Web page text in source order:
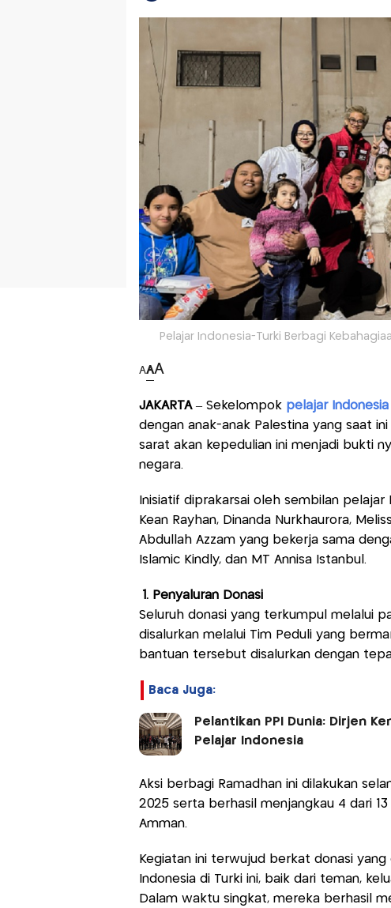
Pelajar Indonesia-Turki Berbagi
AAA
JAKARTA – Sekelompok pelajar Indonesia
dengan anak-anak Palestina yang saat
sarat akan kepedulian ini menjadi bukti
negara.
Inisiatif diprakarsai oleh sembilan pelajar
Kean Rayhan, Dinanda Nurkhaurora,
Abdullah Azzam yang bekerja sama
Islamic Kindly, dan MT Annisa Istanbul.
1. Penyaluran Donasi
Seluruh donasi yang terkumpul melalui
disalurkan melalui Tim Peduli yang
bantuan tersebut disalurkan dengan
Baca Juga:
Pelantikan PPI Dunia: Dirjen
Pelajar Indonesia
Aksi berbagi Ramadhan ini dilakukan
2025 serta berhasil menjangkau 4 dari
Amman.
Kegiatan ini terwujud berkat donasi
Indonesia di Turki ini, baik dari teman,
Dalam waktu singkat, mereka berhasil